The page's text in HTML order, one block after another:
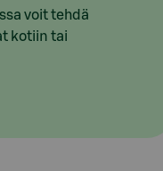
voit tehdä
kotiin tai